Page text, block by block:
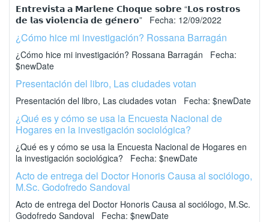
𝗘𝗻𝘁𝗿𝗲𝘃𝗶𝘀𝘁𝗮 𝗮 𝗠𝗮𝗿𝗹𝗲𝗻𝗲 𝗖𝗵𝗼𝗾𝘂𝗲 𝘀𝗼𝗯𝗿𝗲 “𝗟𝗼𝘀 𝗿𝗼𝘀𝘁𝗿𝗼𝘀
𝗱𝗲 𝗹𝗮𝘀 𝘃𝗶𝗼𝗹𝗲𝗻𝗰𝗶𝗮 𝗱𝗲 𝗴𝗲́𝗻𝗲𝗿𝗼” Fecha: 12/09/2022
¿Cómo hice mi investigación? Rossana Barragán
¿Cómo hice mi investigación? Rossana Barragán Fecha:
$newDate
Presentación del libro, Las ciudades votan
Presentación del libro, Las ciudades votan Fecha: $newDate
¿Qué es y cómo se usa la Encuesta Nacional de
Hogares en la investigación sociológica?
¿Qué es y cómo se usa la Encuesta Nacional de Hogares en
la investigación sociológica? Fecha: $newDate
Acto de entrega del Doctor Honoris Causa al sociólogo,
M.Sc. Godofredo Sandoval
Acto de entrega del Doctor Honoris Causa al sociólogo, M.Sc.
Godofredo Sandoval Fecha: $newDate